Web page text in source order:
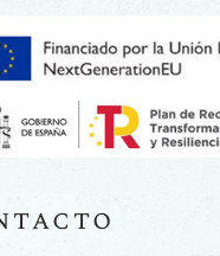
factura. El Bag
respuesta
común: disfrutar
de vino cada día
de la botella se